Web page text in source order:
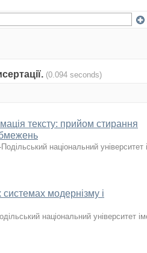
(0.094 seconds)
тексту: прийом стирання
національний університет
системах модернізму і
національний університет